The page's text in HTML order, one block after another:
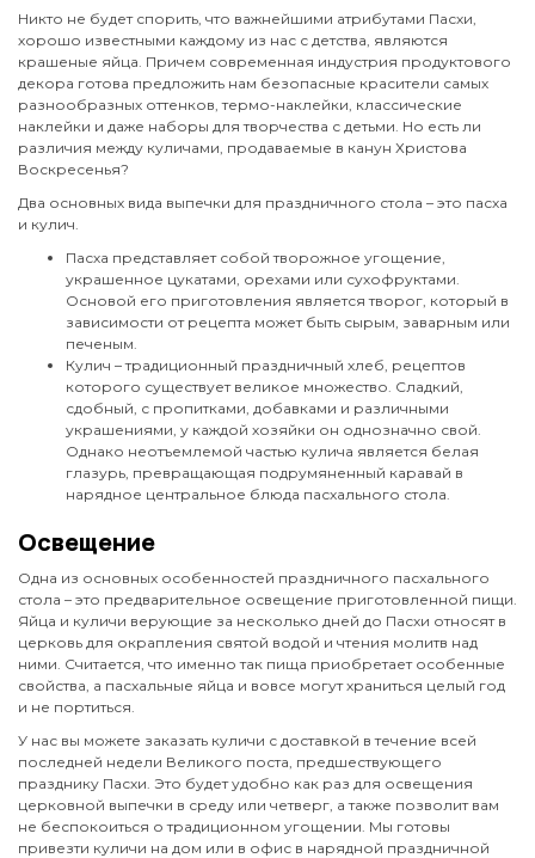
Никто не будет спорить, что важнейшими атрибутами Пасхи,
хорошо известными каждому из нас с детства, являются
крашеные яйца. Причем современная индустрия продуктового
декора готова предложить нам безопасные красители самых
разнообразных оттенков, термо-наклейки, классические
наклейки и даже наборы для творчества с детьми. Но есть ли
различия между куличами, продаваемые в канун Христова
Воскресенья?
Два основных вида выпечки для праздничного стола – это пасха
и кулич.
Пасха представляет собой творожное угощение,
украшенное цукатами, орехами или сухофруктами.
Основой его приготовления является творог, который в
зависимости от рецепта может быть сырым, заварным или
печеным.
Кулич – традиционный праздничный хлеб, рецептов
которого существует великое множество. Сладкий,
сдобный, с пропитками, добавками и различными
украшениями, у каждой хозяйки он однозначно свой.
Однако неотъемлемой частью кулича является белая
глазурь, превращающая подрумяненный каравай в
нарядное центральное блюда пасхального стола.
Освещение
Одна из основных особенностей праздничного пасхального
стола – это предварительное освещение приготовленной пищи.
Яйца и куличи верующие за несколько дней до Пасхи относят в
церковь для окрапления святой водой и чтения молитв над
ними. Считается, что именно так пища приобретает особенные
свойства, а пасхальные яйца и вовсе могут храниться целый год
и не портиться.
У нас вы можете заказать куличи с доставкой в течение всей
последней недели Великого поста, предшествующего
празднику Пасхи. Это будет удобно как раз для освещения
церковной выпечки в среду или четверг, а также позволит вам
не беспокоиться о традиционном угощении. Мы готовы
привезти куличи на дом или в офис в нарядной праздничной